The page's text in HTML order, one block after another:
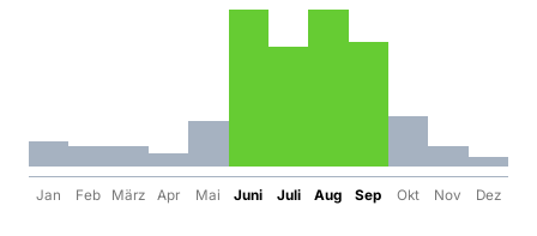
Jan Feb März Apr Mai Juni Juli Aug Sep Okt Nov Dez